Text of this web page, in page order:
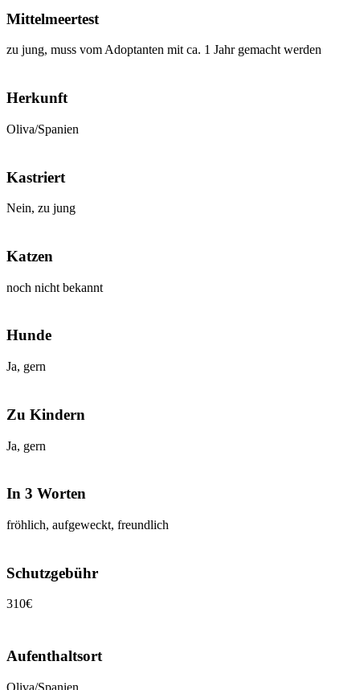
Mittelmeertest
zu jung, muss vom Adoptanten mit ca. 1 Jahr gemacht werden
Herkunft
Oliva/Spanien
Kastriert
Nein, zu jung
Katzen
noch nicht bekannt
Hunde
Ja, gern
Zu Kindern
Ja, gern
In 3 Worten
fröhlich, aufgeweckt, freundlich
Schutzgebühr
310€
Aufenthaltsort
Oliva/Spanien